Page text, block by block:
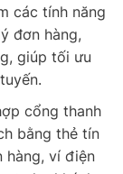
các tính năng
đơn hàng,
giúp tối ưu
cổng thanh
bằng thẻ tín
hàng, ví điện